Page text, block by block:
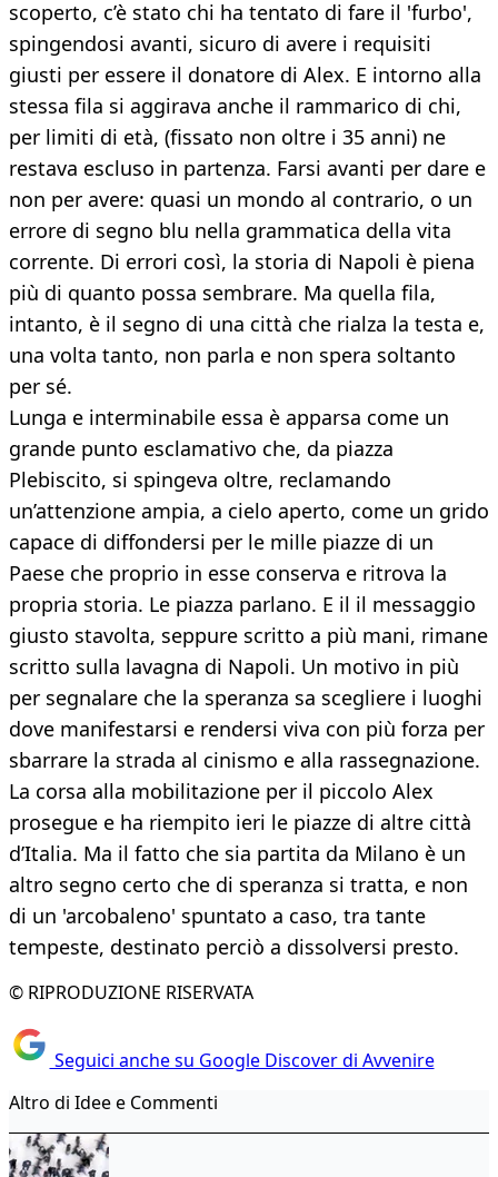
scoperto, c’è stato chi ha tentato di fare il 'furbo',
spingendosi avanti, sicuro di avere i requisiti
giusti per essere il donatore di Alex. E intorno alla
stessa fila si aggirava anche il rammarico di chi,
per limiti di età, (fissato non oltre i 35 anni) ne
restava escluso in partenza. Farsi avanti per dare e
non per avere: quasi un mondo al contrario, o un
errore di segno blu nella grammatica della vita
corrente. Di errori così, la storia di Napoli è piena
più di quanto possa sembrare. Ma quella fila,
intanto, è il segno di una città che rialza la testa e,
una volta tanto, non parla e non spera soltanto
per sé.
Lunga e interminabile essa è apparsa come un
grande punto esclamativo che, da piazza
Plebiscito, si spingeva oltre, reclamando
un’attenzione ampia, a cielo aperto, come un grido
capace di diffondersi per le mille piazze di un
Paese che proprio in esse conserva e ritrova la
propria storia. Le piazza parlano. E il il messaggio
giusto stavolta, seppure scritto a più mani, rimane
scritto sulla lavagna di Napoli. Un motivo in più
per segnalare che la speranza sa scegliere i luoghi
dove manifestarsi e rendersi viva con più forza per
sbarrare la strada al cinismo e alla rassegnazione.
La corsa alla mobilitazione per il piccolo Alex
prosegue e ha riempito ieri le piazze di altre città
d’Italia. Ma il fatto che sia partita da Milano è un
altro segno certo che di speranza si tratta, e non
di un 'arcobaleno' spuntato a caso, tra tante
tempeste, destinato perciò a dissolversi presto.
© RIPRODUZIONE RISERVATA
Seguici anche su Google Discover di Avvenire
Altro di Idee e Commenti